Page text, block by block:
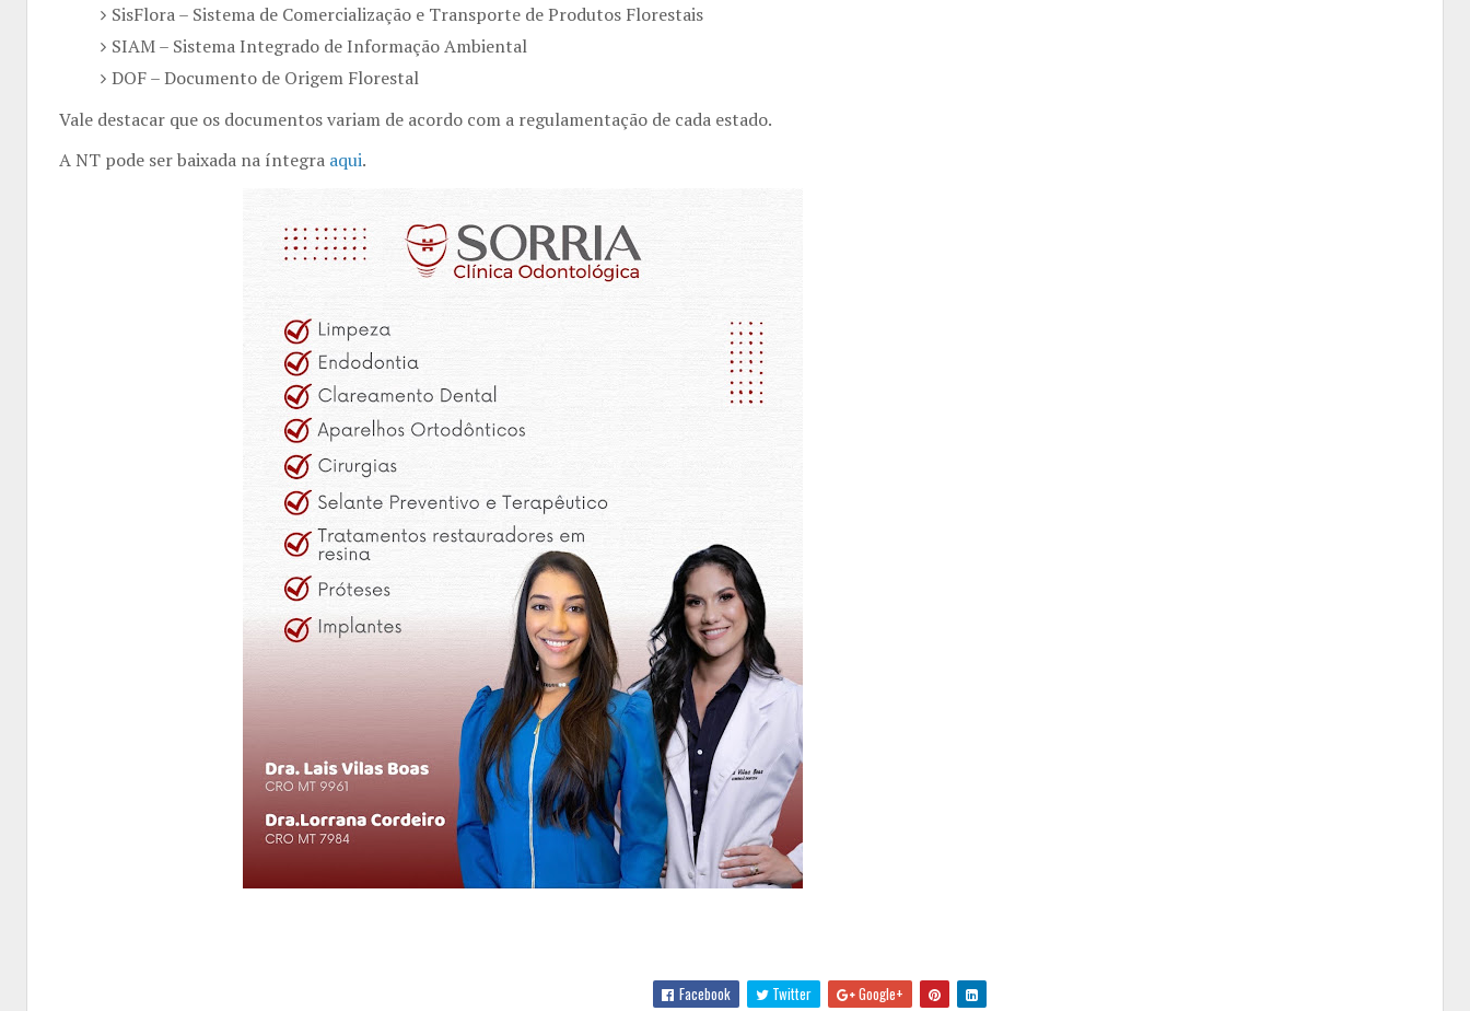
SisFlora – Sistema de Comercialização e Transporte de Produtos Florestais
SIAM – Sistema Integrado de Informação Ambiental
DOF – Documento de Origem Florestal
Vale destacar que os documentos variam de acordo com a regulamentação de cada estado.
A NT pode ser baixada na íntegra aqui.
Facebook Twitter Google+